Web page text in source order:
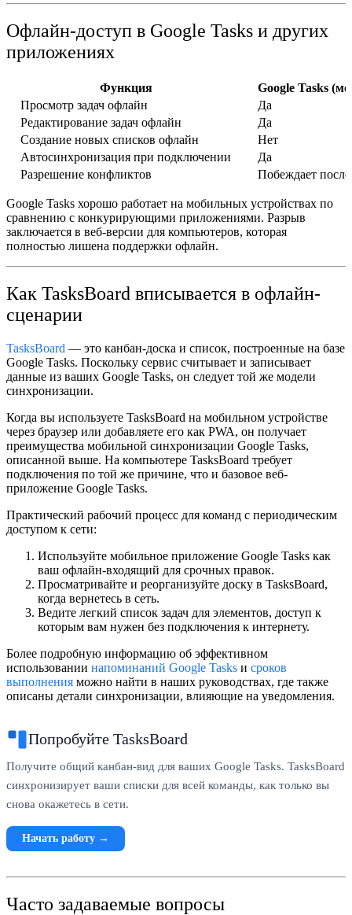
Офлайн-доступ в Google Tasks и других
приложениях
Функция
Google Tasks
Просмотр задач офлайн
Да
Редактирование задач офлайн
Да
Создание новых списков офлайн
Нет
Автосинхронизация при подключении
Да
Разрешение конфликтов
Побеждает
Google Tasks хорошо работает на мобильных устройствах по
сравнению с конкурирующими приложениями. Разрыв
заключается в веб-версии для компьютеров, которая
полностью лишена поддержки офлайн.
Как TasksBoard вписывается в офлайн-
сценарии
TasksBoard — это канбан-доска и список, построенные на базе
Google Tasks. Поскольку сервис считывает и записывает
данные из ваших Google Tasks, он следует той же модели
синхронизации.
Когда вы используете TasksBoard на мобильном устройстве
через браузер или добавляете его как PWA, он получает
преимущества мобильной синхронизации Google Tasks,
описанной выше. На компьютере TasksBoard требует
подключения по той же причине, что и базовое веб-
приложение Google Tasks.
Практический рабочий процесс для команд с периодическим
доступом к сети:
Используйте мобильное приложение Google Tasks как
ваш офлайн-входящий для срочных правок.
Просматривайте и реорганизуйте доску в TasksBoard,
когда вернетесь в сеть.
Ведите легкий список задач для элементов, доступ к
которым вам нужен без подключения к интернету.
Более подробную информацию об эффективном
использовании напоминаний Google Tasks и сроков
выполнения можно найти в наших руководствах, где также
описаны детали синхронизации, влияющие на уведомления.
Попробуйте TasksBoard
Получите общий канбан-вид для ваших Google Tasks. TasksBoard
синхронизирует ваши списки для всей команды, как только вы
снова окажетесь в сети.
Начать работу →
Часто задаваемые вопросы